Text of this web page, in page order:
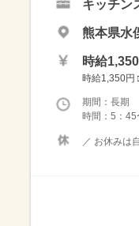
キッチン
熊本県水
時給
時給1,350円
期間：長
時間：5：
／ お休みは